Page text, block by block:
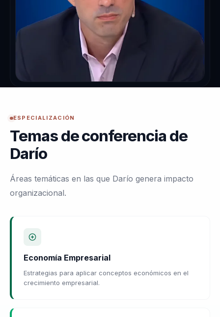
ESPECIALIZACIÓN
Temas de conferencia de
Darío
Áreas temáticas en las que Darío genera impacto
organizacional.
Economía Empresarial
Estrategias para aplicar conceptos económicos en el
crecimiento empresarial.